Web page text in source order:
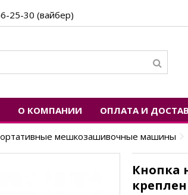
25-30 (вайбер)
О КОМПАНИИ ОПЛАТА И
мешкозашивочные машины
Кнопка